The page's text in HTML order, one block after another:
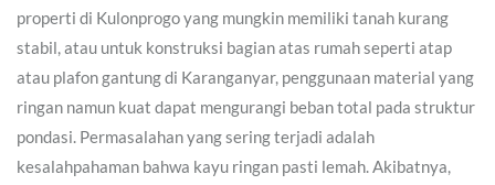
properti di Kulonprogo yang mungkin memiliki tanah kurang
stabil, atau untuk konstruksi bagian atas rumah seperti atap
atau plafon gantung di Karanganyar, penggunaan material yang
ringan namun kuat dapat mengurangi beban total pada struktur
pondasi. Permasalahan yang sering terjadi adalah
kesalahpahaman bahwa kayu ringan pasti lemah. Akibatnya,